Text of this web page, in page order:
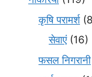
कृषि परामर्श
सेवाएं(16)
फसल निगरानी